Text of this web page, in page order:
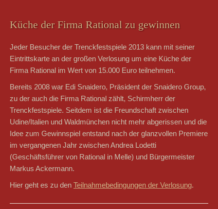
Küche der Firma Rational zu gewinnen
Jeder Besucher der Trenckfestspiele 2013 kann mit seiner
Eintrittskarte an der großen Verlosung um eine Küche der
Firma Rational im Wert von 15.000 Euro teilnehmen.
Bereits 2008 war Edi Snaidero, Präsident der Snaidero Group,
zu der auch die Firma Rational zählt, Schirmherr der
Trenckfestspiele. Seitdem ist die Freundschaft zwischen
Udine/Italien und Waldmünchen nicht mehr abgerissen und die
Idee zum Gewinnspiel entstand nach der glanzvollen Premiere
im vergangenen Jahr zwischen Andrea Lodetti
(Geschäftsführer von Rational in Melle) und Bürgermeister
Markus Ackermann.
Hier geht es zu den Teilnahmebedingungen der Verlosung.